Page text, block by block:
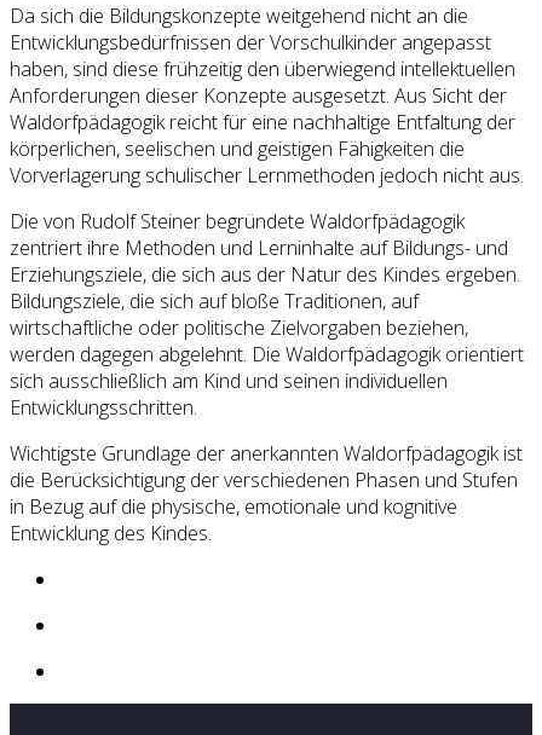
Da sich die Bildungskonzepte weitgehend nicht an die
Entwicklungsbedürfnissen der Vorschulkinder angepasst
haben, sind diese frühzeitig den überwiegend intellektuellen
Anforderungen dieser Konzepte ausgesetzt. Aus Sicht der
Waldorfpädagogik reicht für eine nachhaltige Entfaltung der
körperlichen, seelischen und geistigen Fähigkeiten die
Vorverlagerung schulischer Lernmethoden jedoch nicht aus.
Die von Rudolf Steiner begründete Waldorfpädagogik
zentriert ihre Methoden und Lerninhalte auf Bildungs- und
Erziehungsziele, die sich aus der Natur des Kindes ergeben.
Bildungsziele, die sich auf bloße Traditionen, auf
wirtschaftliche oder politische Zielvorgaben beziehen,
werden dagegen abgelehnt. Die Waldorfpädagogik orientiert
sich ausschließlich am Kind und seinen individuellen
Entwicklungsschritten.
Wichtigste Grundlage der anerkannten Waldorfpädagogik ist
die Berücksichtigung der verschiedenen Phasen und Stufen
in Bezug auf die physische, emotionale und kognitive
Entwicklung des Kindes.